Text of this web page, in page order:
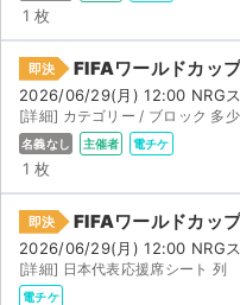
1 枚
即決 FIFAワールドカッ
2026/06/29(月) 12:00 NRG
[詳細] カテゴリー / ブロック 多
名義なし 主催者 電チケ
1 枚
即決 FIFAワールドカッ
2026/06/29(月) 12:00 NRG
[詳細] 日本代表応援席シート 列
電チケ